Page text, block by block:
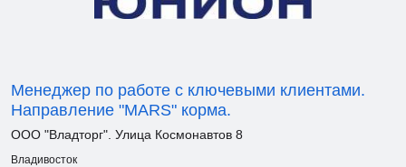
Менеджер по работе с ключевыми клиентами.
Направление "MARS" корма.
ООО "Владторг". Улица Космонавтов 8
Владивосток